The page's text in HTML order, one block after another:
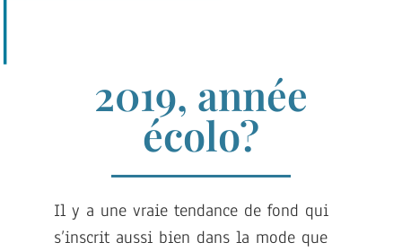
2019, année
écolo?
Il y a une vraie tendance de fond qui
s’inscrit aussi bien dans la mode que